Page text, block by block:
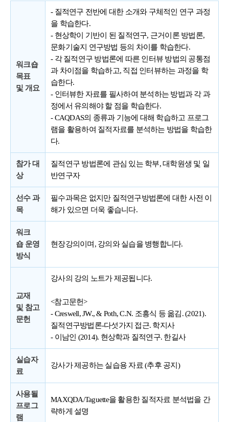
워크숍
목표
및 개요
- 질적연구 전반에 대한 소개와 구체적인 연구 과정
을 학습한다.
- 현상학이 기반이 된 질적연구, 근거이론 방법론,
문화기술지 연구방법 등의 차이를 학습한다.
- 각 질적연구 방법론에 따른 인터뷰 방법의 공통점
과 차이점을 학습하고, 직접 인터뷰하는 과정을 학
습한다.
- 인터뷰한 자료를 필사하여 분석하는 방법과 각 과
정에서 유의해야 할 점을 학습한다.
- CAQDAS의 종류과 기능에 대해 학습하고 프로그
램을 활용하여 질적자료를 분석하는 방법을 학습한
다.
참가 대
상
질적연구 방법론에 관심 있는 학부, 대학원생 및 일
반연구자
선수 과
목
필수과목은 없지만 질적연구방법론에 대한 사전 이
해가 있으면 더욱 좋습니다.
워크
숍 운영
방식
현장강의이며, 강의와 실습을 병행합니다.
교재
및 참고
문헌
강사의 강의 노트가 제공됩니다.
<참고문헌>
- Creswell, JW., & Poth, C.N. 조흥식 등 옮김. (2021).
질적연구방법론-다섯가지 접근. 학지사
- 이남인 (2014). 현상학과 질적연구. 한길사
실습자
료
강사가 제공하는 실습용 자료 (추후 공지)
사용될
프로그
램
MAXQDA/Taguette을 활용한 질적자료 분석법을 간
략하게 설명